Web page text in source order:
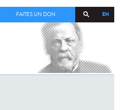
EN
FAITES UN DON